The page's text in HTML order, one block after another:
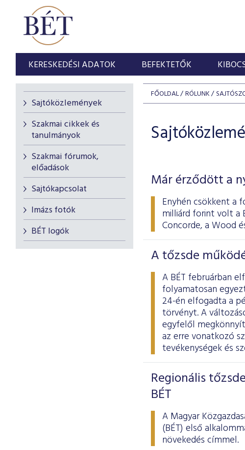
KERESKEDÉSI ADATOK BEFEKTETŐK
Sajtóközlemények
Szakmai cikkek és
tanulmányok
Szakmai fórumok,
előadások
Sajtókapcsolat
Imázs fotók
BÉT logók
FŐOLDAL RÓLUNK
Már érződött a
Enyhén csökkent a
milliárd forint volt a
Concorde, a Wood
A tőzsde
A BÉT februárban
folyamatosan
24-én elfogadta a
törvényt. A
egyfelől
az erre vonatkozó
tevékenységek és
Regionális
BÉT
A Magyar
(BÉT) első
növekedés címmel.